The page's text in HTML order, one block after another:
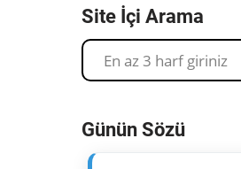
Site İçi Arama
Günün Sözü